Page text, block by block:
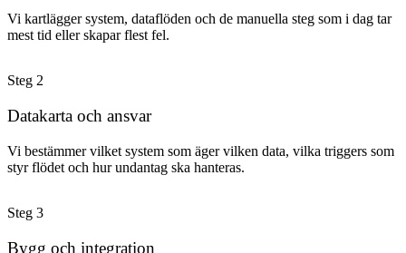
Vi kartlägger system, dataflöden och de manuella steg som i dag tar
mest tid eller skapar flest fel.
Steg 2
Datakarta och ansvar
Vi bestämmer vilket system som äger vilken data, vilka triggers som
styr flödet och hur undantag ska hanteras.
Steg 3
Bygg och integration